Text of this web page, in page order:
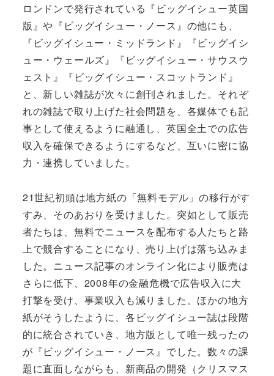
ロンドンで発行されている『ビッグイシュー英国
版』や『ビッグイシュー・ノース』の他にも、
『ビッグイシュー・ミッドランド』『ビッグイシ
ュー・ウェールズ』『ビッグイシュー・サウスウ
ェスト』『ビッグイシュー・スコットランド』
と、新しい雑誌が次々に創刊されました。それぞ
れの雑誌で取り上げた社会問題を、各媒体でも記
事として使えるように融通し、英国全土での広告
収入を確保できるようにするなど、互いに密に協
力・連携していました。
21世紀初頭は地方紙の「無料モデル」の移行がす
すみ、そのあおりを受けました。突如として販売
者たちは、無料でニュースを配布する人たちと路
上で競合することになり、売り上げは落ち込みま
した。ニュース記事のオンライン化により販売は
さらに低下、2008年の金融危機で広告収入に大
打撃を受け、事業収入も減りました。ほかの地方
紙がそうしたように、各ビッグイシュー誌は段階
的に統合されていき、地方版として唯一残ったの
が『ビッグイシュー・ノース』でした。数々の課
題に直面しながらも、新商品の開発（クリスマス